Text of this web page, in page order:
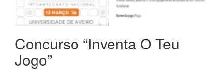
Concurso “Inventa O Teu
Jogo”